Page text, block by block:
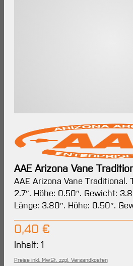
AAE Arizona Vane
AAE Arizona Vane Traditional.
2.7″. Höhe: 0.50″. Gewicht:
Länge: 3.80″. Höhe: 0.50″.
Regulärer Preis:
0,40 €
Inhalt: 1
Preise inkl. MwSt. zzgl. Versandkosten